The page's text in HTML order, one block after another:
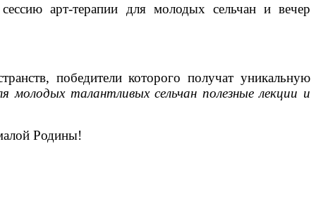
арт-терапии для молодых сельчан и вечер
победители которого получат уникальную
молодых талантливых сельчан полезные лекции и
Родины!